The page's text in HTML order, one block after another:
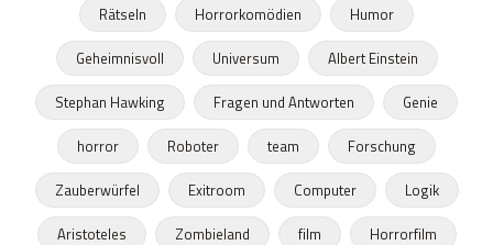
Rätseln
Horrorkomödien
Humor
Geheimnisvoll
Universum
Albert Einstein
Stephan Hawking
Fragen und Antworten
Genie
horror
Roboter team
Forschung
Zauberwürfel
Exitroom Computer
Logik
Aristoteles
Zombieland film
Horrorfilm